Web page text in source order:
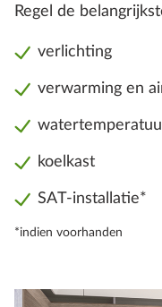
Regel de
verlichting
verwarming en
koelkast
SAT-installatie*
*indien voorhanden